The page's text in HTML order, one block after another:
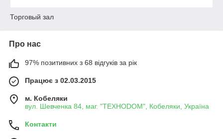
Торговый зал
Про нас
97% позитивних з 68 відгуків за рік
Працює з 02.03.2015
м. Кобеляки
вул. Шевченка 84, маг. "ТЕХНОDOM", Кобеляки, Україна
Контакти